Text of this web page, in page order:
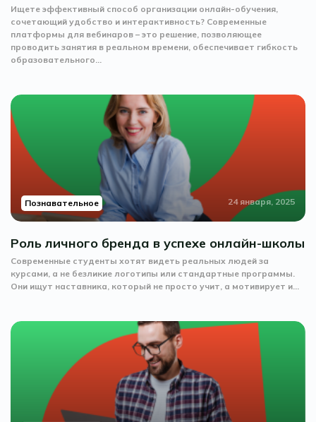
Ищете эффективный способ организации онлайн-обучения,
сочетающий удобство и интерактивность? Современные
платформы для вебинаров – это решение, позволяющее
проводить занятия в реальном времени, обеспечивает гибкость
образовательного...
Познавательное 24 января, 2025
Роль личного бренда в успехе онлайн-школы
Современные студенты хотят видеть реальных людей за
курсами, а не безликие логотипы или стандартные программы.
Они ищут наставника, который не просто учит, а мотивирует и...